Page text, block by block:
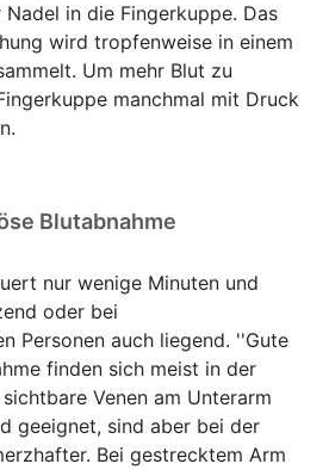
in die Fingerkuppe. Das
wird tropfenweise in einem
Um mehr Blut zu
manchmal mit Druck
Blutabnahme
nur wenige Minuten und
oder bei
Personen auch liegend. ''Gute
finden sich meist in der
Venen am Unterarm
geeignet, sind aber bei der
Bei gestrecktem Arm